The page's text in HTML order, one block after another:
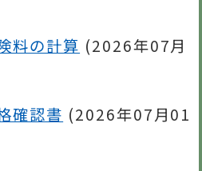
料の計算 (2026年07月
確認書 (2026年07月01